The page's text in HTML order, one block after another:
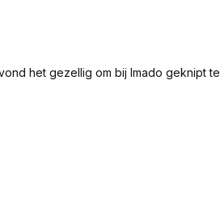
het gezellig om bij Imado geknipt te